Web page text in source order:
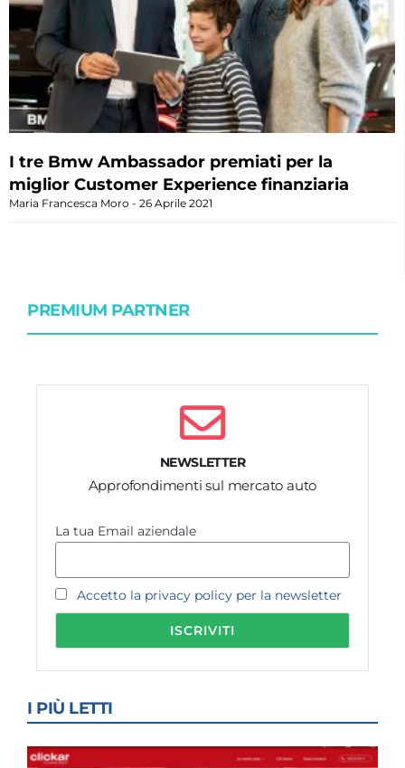
I tre Bmw Ambassador premiati per la
miglior Customer Experience finanziaria
Maria Francesca Moro 26 Aprile 2021
PREMIUM PARTNER
NEWSLETTER
Approfondimenti sul mercato auto
La tua Email aziendale
Accetto la privacy policy per la newsletter
I PIÙ LETTI